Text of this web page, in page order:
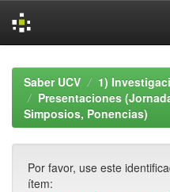
navigationSaber UCV
1)
Presentaciones
Simposios, Ponencias)
Por favor, use este
ítem: